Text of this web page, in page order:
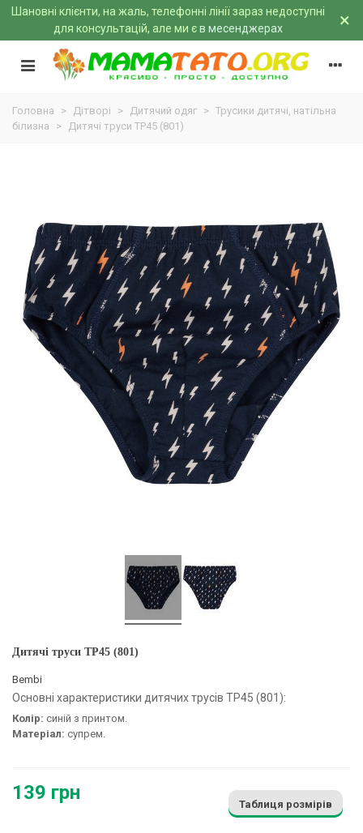
Шановні клієнти, на жаль, телефонні лінії зараз недоступні
для консультацій, але ми єв месенджерах ×
Головна > Дітворі > Дитячий одяг > Трусики дитячі, натільна
білизна
> Дитячі труси ТР45 (801)
Дитячі труси ТР45 (801)
Bembi
Основні характеристики дитячих трусів ТР45 (801):
Колір: синій з принтом.
Матеріал: супрем.
139 грн
Таблиця розмірів